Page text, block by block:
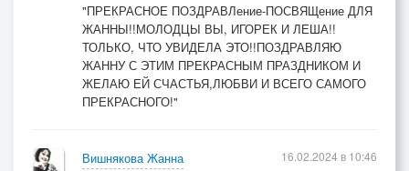
"ПРЕКРАСНОЕ ПОЗДРАВЛение-ПОСВЯЩение ДЛЯ
ЖАННЫ!!МОЛОДЦЫ ВЫ, ИГОРЕК И ЛЕША!!
ТОЛЬКО, ЧТО УВИДЕЛА ЭТО!!ПОЗДРАВЛЯЮ
ЖАННУ С ЭТИМ ПРЕКРАСНЫМ ПРАЗДНИКОМ И
ЖЕЛАЮ ЕЙ СЧАСТЬЯ,ЛЮБВИ И ВСЕГО САМОГО
ПРЕКРАСНОГО!"
Вишнякова Жанна
16.02.2024 в 10:46